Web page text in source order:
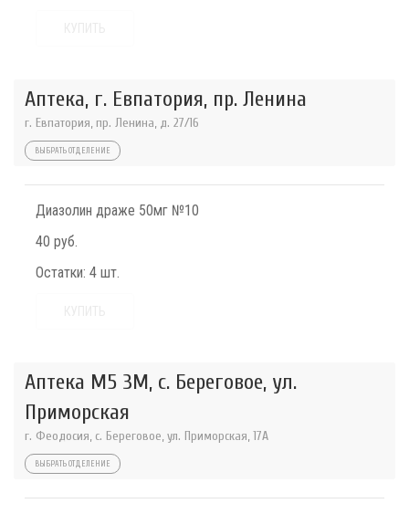
Аптека, г. Евпатория, пр. Ленина
г. Евпатория, пр. Ленина, д. 27/16
ВЫБРАТЬ ОТДЕЛЕНИЕ
Диазолин драже 50мг №10
40 руб.
Остатки: 4 шт.
Аптека М5 3М, с. Береговое, ул.
Приморская
г. Феодосия, с. Береговое, ул. Приморская, 17А
ВЫБРАТЬ ОТДЕЛЕНИЕ